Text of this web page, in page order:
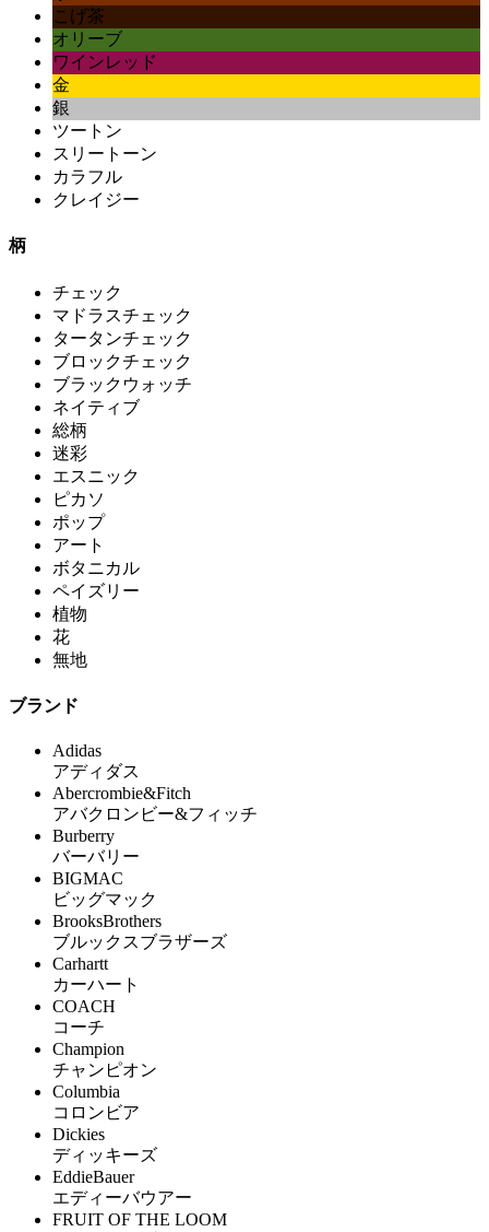
こげ茶
オリーブ
ワインレッド
金
銀
ツートン
スリートーン
カラフル
クレイジー
柄
チェック
マドラスチェック
タータンチェック
ブロックチェック
ブラックウォッチ
ネイティブ
総柄
迷彩
エスニック
ピカソ
ポップ
アート
ボタニカル
ペイズリー
植物
花
無地
ブランド
Adidas
アディダス
Abercrombie&Fitch
アバクロンビー&フィッチ
Burberry
バーバリー
BIGMAC
ビッグマック
BrooksBrothers
ブルックスブラザーズ
Carhartt
カーハート
COACH
コーチ
Champion
チャンピオン
Columbia
コロンビア
Dickies
ディッキーズ
EddieBauer
エディーバウアー
FRUIT OF THE LOOM